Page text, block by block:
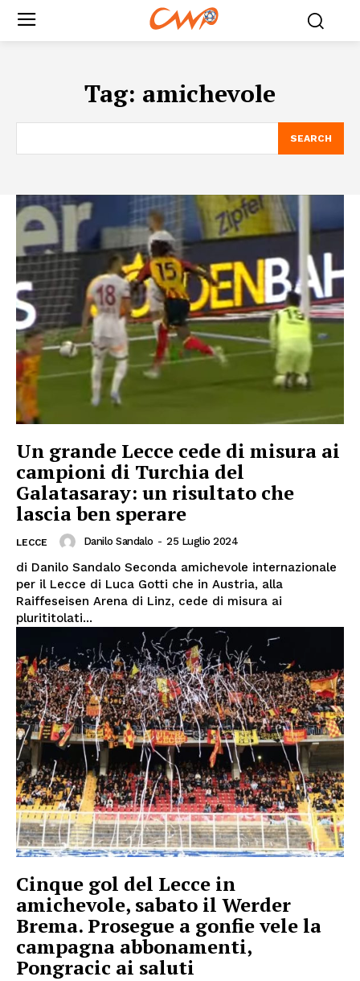
Tag: amichevole
SEARCH
Un grande Lecce cede di misura ai
campioni di Turchia del
Galatasaray: un risultato che
lascia ben sperare
LECCE Danilo Sandalo - 25 Luglio 2024
di Danilo Sandalo Seconda amichevole internazionale
per il Lecce di Luca Gotti che in Austria, alla
Raiffeseisen Arena di Linz, cede di misura ai
plurititolati...
Cinque gol del Lecce in
amichevole, sabato il Werder
Brema. Prosegue a gonfie vele la
campagna abbonamenti,
Pongracic ai saluti